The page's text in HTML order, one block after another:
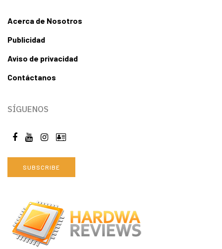
Acerca de Nosotros
Publicidad
Aviso de privacidad
Contáctanos
SÍGUENOS
SUBSCRIBE